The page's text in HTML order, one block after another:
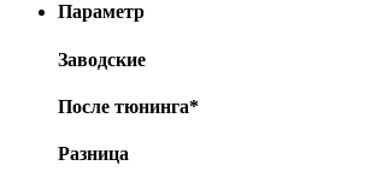
Параметр
Заводские
После тюнинга*
Разница